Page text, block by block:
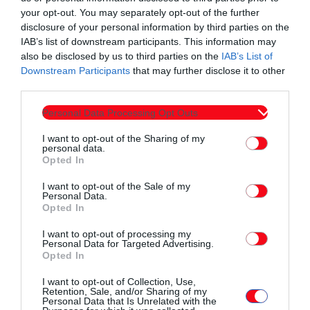
your opt-out. You may separately opt-out of the further
disclosure of your personal information by third parties on the
IAB’s list of downstream participants. This information may
also be disclosed by us to third parties on the IAB’s List of
Downstream Participants that may further disclose it to other
Personal Data Processing Opt Outs
I want to opt-out of the Sharing of my
personal data.
Opted In
I want to opt-out of the Sale of my
Personal Data.
Opted In
I want to opt-out of processing my
Personal Data for Targeted Advertising.
Opted In
I want to opt-out of Collection, Use,
Retention, Sale, and/or Sharing of my
Personal Data that Is Unrelated with the
διαγραφή των διώξεων. Είναι απαράδεκτο η κυβέρνηση να
παρέχει ασυλία στα στελέχη της που οργάνωσαν τη
«συμμορία» στον ΟΠΕΚΕΠΕ και ταυτόχρονα να σέρνει στα
δικαστήρια τους αγρότες που αγωνίστηκαν για το δίκιο τους
και την επιβίωσή τους. Απαιτούμε να μπουν στο αρχείο όλες
οι διώξεις για τις δίκαιες κινητοποιήσεις του χειμώνα.
Αποφασίσαμε να ζητήσουμε άμεσα συναντήσεις με όλα τα
κόμματα της Βουλής, ώστε να αναδειχθεί η ανάγκη αυτή και
να ασκηθεί πίεση για να σταματήσει ο εκφοβισμός του
αγροτικού κόσμου.
Κοινό μέτωπο στη ΔΕΘ: Αποφασίσαμε τη μαζική συμμετοχή
Θα είμαστε εκεί μαζί με τα εργατικά σωματεία, τους
συλλόγους των βιοπαλαιστών των πόλεων, τους φοιτητές
και τις γυναικείες οργανώσεις. Όλους αυτούς που στάθηκαν
στο πλευρό μας στον μεγάλο αγώνα του χειμώνα.